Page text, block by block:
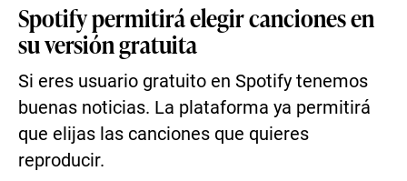
Spotify permitirá elegir canciones en
su versión gratuita
Si eres usuario gratuito en Spotify tenemos
buenas noticias. La plataforma ya permitirá
que elijas las canciones que quieres
reproducir.